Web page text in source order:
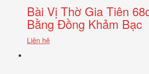
Bài Vị Thờ Gia Tiên
Bằng Đồng Khảm Bạc
Liên hệ